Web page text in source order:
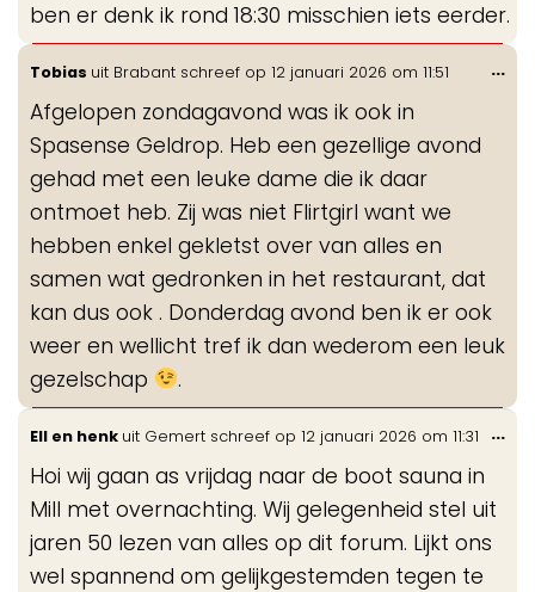
ben er denk ik rond 18:30 misschien iets eerder.
Tobias uit Brabant schreef op 12 januari 2026 om 11:51
Afgelopen zondagavond was ik ook in
Spasense Geldrop. Heb een gezellige avond
gehad met een leuke dame die ik daar
ontmoet heb. Zij was niet Flirtgirl want we
hebben enkel gekletst over van alles en
samen wat gedronken in het restaurant, dat
kan dus ook . Donderdag avond ben ik er ook
weer en wellicht tref ik dan wederom een leuk
gezelschap
.
...
Ell en henk uit Gemert schreef op 12 januari 2026 om 11:31
Hoi wij gaan as vrijdag naar de boot sauna in
Mill met overnachting. Wij gelegenheid stel uit
jaren 50 lezen van alles op dit forum. Lijkt ons
wel spannend om gelijkgestemden tegen te
...